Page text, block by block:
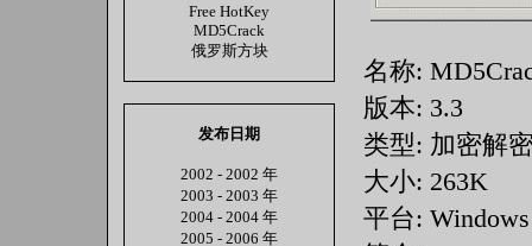
Free HotKey
MD5Crack
俄罗斯方块
发布日期
2002 - 2002 年
2003 - 2003 年
2004 - 2004 年
2005 - 2006 年
名称:
版本: 3.3
类型: 加密解
大小: 263K
平台: